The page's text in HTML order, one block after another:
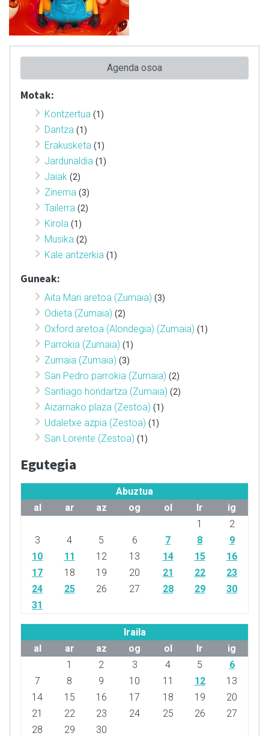
Agenda osoa
Motak:
Kontzertua (1)
Dantza (1)
Erakusketa (1)
Jardunaldia (1)
Jaiak (2)
Zinema (3)
Tailerra (2)
Kirola (1)
Musika (2)
Kale antzerkia (1)
Guneak:
Aita Mari aretoa (Zumaia) (3)
Odieta (Zumaia) (2)
Oxford aretoa (Alondegia) (Zumaia) (1)
Parrokia (Zumaia) (1)
Zumaia (Zumaia) (3)
San Pedro parrokia (Zumaia) (2)
Santiago hondartza (Zumaia) (2)
Aizarnako plaza (Zestoa) (1)
Udaletxe azpia (Zestoa) (1)
San Lorente (Zestoa) (1)
Egutegia
Abuztua
al
ar az og ol lr
ig
1
2
3
4 5 6 7 8
9
10
11 12 13 14 15
16
17
18 19 20 21 22
23
24
25 26 27 28 29
30
31
Iraila
al
ar az og ol lr
ig
1
2 3 4 5
6
7
8 9 10 11 12
13
14
15 16 17 18 19
20
21
22 23 24 25 26
27
28
29 30